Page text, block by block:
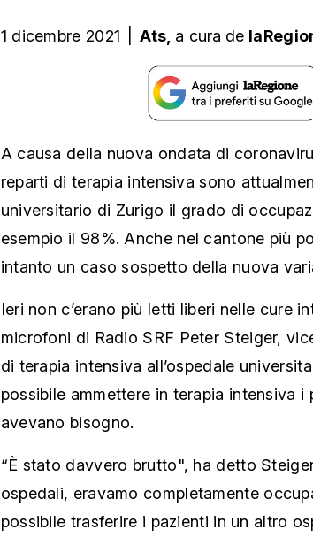
1 dicembre 2021 Ats, a cura de
A causa della nuova ondata di
reparti di terapia intensiva sono
universitario di Zurigo il grado di
esempio il 98%. Anche nel cantone più
intanto un caso sospetto della nuova
Ieri non c’erano più letti liberi nelle cure
microfoni di Radio SRF Peter Steiger,
di terapia intensiva all’ospedale
possibile ammettere in terapia intensiva i
avevano bisogno.
“È stato davvero brutto", ha detto
ospedali, eravamo completamente
possibile trasferire i pazienti in un altro